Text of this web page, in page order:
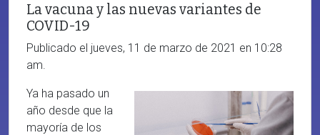
La vacuna y las nuevas variantes de
COVID-19
Publicado el jueves, 11 de marzo de 2021 en 10:28
am.
Ya ha pasado un
año desde que la
mayoría de los